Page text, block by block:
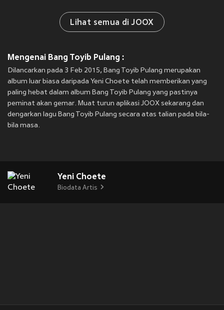
Lihat semua di JOOX
Mengenai Bang Toyib Pulang :
Dilancarkan pada 3 Feb 2015, Bang Toyib Pulang merupakan
album luar biasa daripada Yeni Choete telah memberikan yang
paling hebat dalam album Bang Toyib Pulang yang pastinya
peminat akan gemar. Muat turun aplikasi JOOX sekarang dan
dengarkan lagu Bang Toyib Pulang secara atas talian pada bila-
bila masa.
Yeni Choete
Biodata Artis